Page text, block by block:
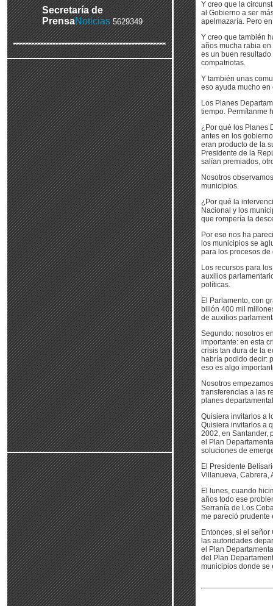
Secretaría de
PrensaNoticias 5629349
Y creo que la
al Gobierno a ser
apelmazaría. Pero
Y creo que también
años mucha rabia
es un buen
compatriotas.
Y también unas
eso ayuda mucho
Los Planes
tiempo. Permítanme
¿Por qué los Planes
antes en los
eran producto de la
Presidente de la
salían premiados,
Nosotros
municipios.
¿Por qué la
Nacional y los
que rompería la
Por eso nos ha
los municipios se
para los procesos
Los recursos para
auxilios
políticas.
El Parlamento, con
billón 400 mil
de auxilios
Segundo: nosotros
importante: en esta
crisis tan dura de la
habría podido decir:
eso es algo
Nosotros
transferencias a las
planes
Quisiera invitarlos a
Quisiera invitarlos a
2002, en Santander,
el Plan
soluciones de
El Presidente
Villanueva, Cabrera,
El lunes, cuando
años todo ese
Serranía de Los
me pareció prudente
Entonces, si el
las autoridades
el Plan
del Plan
municipios donde se